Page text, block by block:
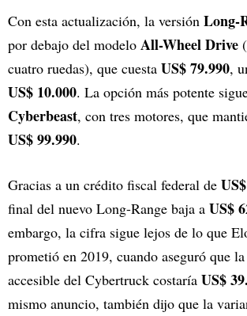
Con esta actualización, la versión Long-
por debajo del modelo All-Wheel Drive
cuatro ruedas), que cuesta US$ 79.990,
US$ 10.000. La opción más potente
Cyberbeast, con tres motores, que
US$ 99.990.
Gracias a un crédito fiscal federal de
final del nuevo Long-Range baja a US$
embargo, la cifra sigue lejos de lo que
prometió en 2019, cuando aseguró que
accesible del Cybertruck costaría US$
mismo anuncio, también dijo que la